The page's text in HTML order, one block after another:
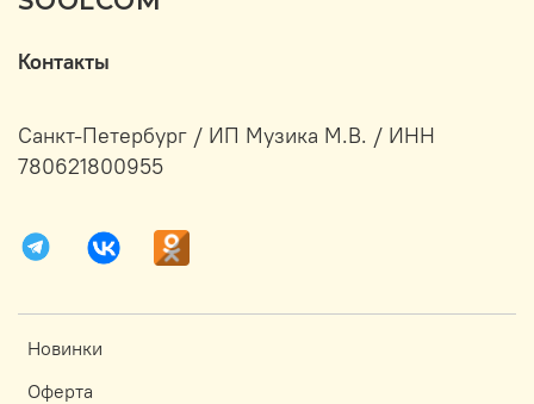
Новинки
Оферта
Контакты
Санкт-Петербург / ИП Музика М.В. / ИНН
780621800955